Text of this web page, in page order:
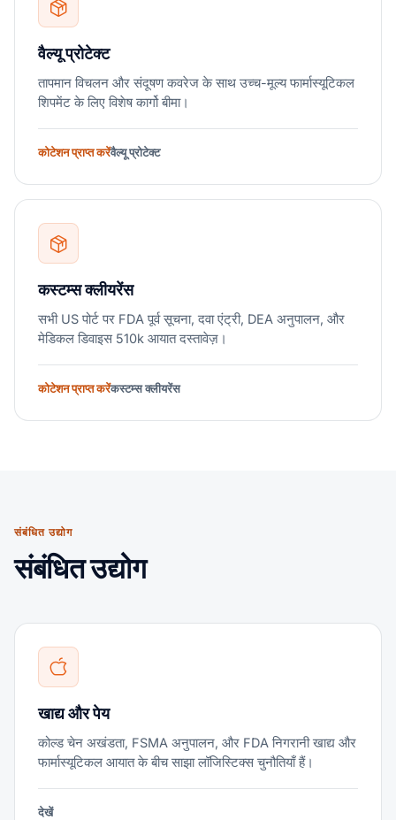
वैल्यू प्रोटेक्ट
तापमान विचलन और संदूषण कवरेज के साथ उच्च-मूल्य फार्मास्यूटिकल
शिपमेंट के लिए विशेष कार्गो बीमा।
कोटेशन प्राप्त करेंवैल्यू प्रोटेक्ट
कस्टम्स क्लीयरेंस
सभी US पोर्ट पर FDA पूर्व सूचना, दवा एंट्री, DEA अनुपालन, और
मेडिकल डिवाइस 510k आयात दस्तावेज़।
कोटेशन प्राप्त करेंकस्टम्स क्लीयरेंस
संबंधित उद्योग
संबंधित उद्योग
खाद्य और पेय
कोल्ड चेन अखंडता, FSMA अनुपालन, और FDA निगरानी खाद्य और
फार्मास्यूटिकल आयात के बीच साझा लॉजिस्टिक्स चुनौतियाँ हैं।
देखें